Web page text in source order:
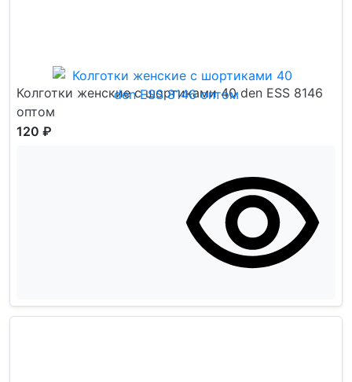
Колготки женские с шортиками 40 den ESS 8146
оптом
120 ₽